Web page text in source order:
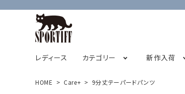
レディース カテゴリー 新作入荷
HOME Care+ 9分丈テーパードパンツ